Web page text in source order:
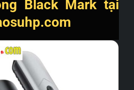
Black Mark tại